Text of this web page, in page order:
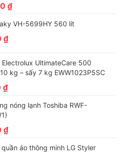
₫
VH-5699HY 560 lít
₫
UltimateCare 500
kg – sấy 7 kg EWW1023P5SC
₫
nóng lạnh Toshiba RWF-
₫
áo thông minh LG Styler